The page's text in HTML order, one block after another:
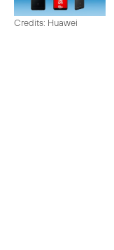
Credits: Huawei